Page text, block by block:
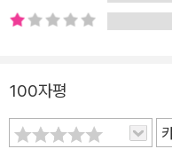
파악하는 데 어려움이 많았
두루 다루면서도, 전체적인
이면까지 충분히 파악할 수 있
모두가 읽을 수 있는 역사
일은 매우 어렵기 때문에 국
100자평